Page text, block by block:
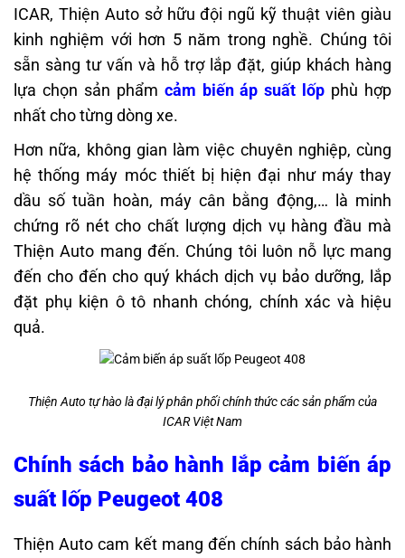
ICAR, Thiện Auto sở hữu đội ngũ kỹ thuật viên giàu
kinh nghiệm với hơn 5 năm trong nghề. Chúng tôi
sẵn sàng tư vấn và hỗ trợ lắp đặt, giúp khách hàng
lựa chọn sản phẩm cảm biến áp suất lốp phù hợp
nhất cho từng dòng xe.
Hơn nữa, không gian làm việc chuyên nghiệp, cùng
hệ thống máy móc thiết bị hiện đại như máy thay
dầu số tuần hoàn, máy cân bằng động,… là minh
chứng rõ nét cho chất lượng dịch vụ hàng đầu mà
Thiện Auto mang đến. Chúng tôi luôn nỗ lực mang
đến cho đến cho quý khách dịch vụ bảo dưỡng, lắp
đặt phụ kiện ô tô nhanh chóng, chính xác và hiệu
quả.
Thiện Auto tự hào là đại lý phân phối chính thức các sản phẩm của
ICAR Việt Nam
Chính sách bảo hành lắp cảm biến áp
suất lốp Peugeot 408
Thiện Auto cam kết mang đến chính sách bảo hành